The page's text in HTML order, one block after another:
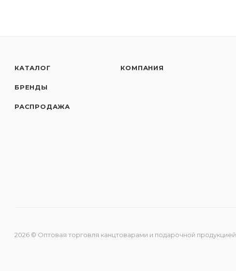
КАТАЛОГ
БРЕНДЫ
РАСПРОДАЖА
КОМПАНИЯ
2026 © Оптовая торговля канцтоварами и подарочной продукцией